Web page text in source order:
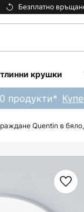
Безплатно
крушки
продукти*
Quentin в